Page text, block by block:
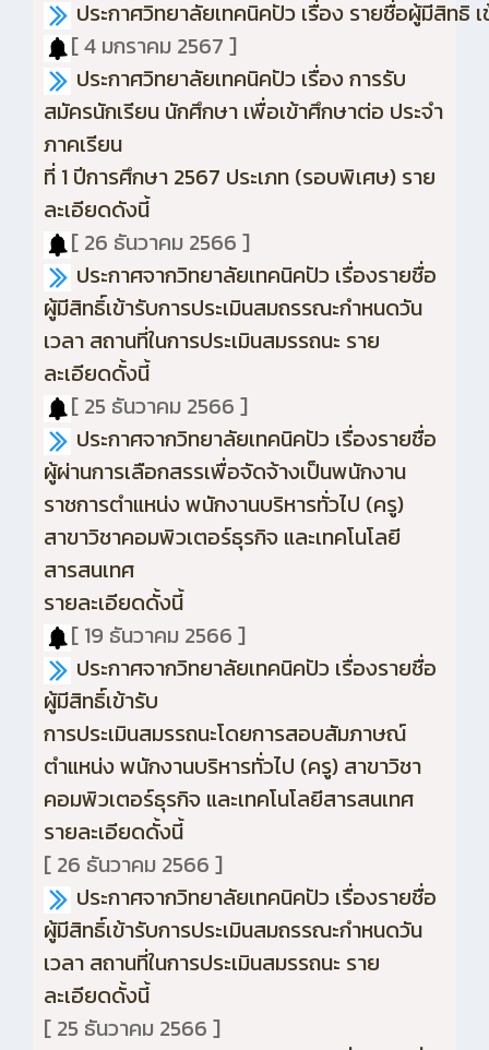
ประกาศวิทยาลัยเทคนิคปัว เรื่อง รายชื่อผู้มีสิทธิ
[ 4 มกราคม 2567 ]
ประกาศวิทยาลัยเทคนิคปัว เรื่อง การรับ
สมัครนักเรียน นักศึกษา เพื่อเข้าศึกษาต่อ ประจำ
ภาคเรียน
ที่ 1 ปีการศึกษา 2567 ประเภท (รอบพิเศษ) ราย
ละเอียดดังนี้
[ 26 ธันวาคม 2566 ]
ประกาศจากวิทยาลัยเทคนิคปัว เรื่องรายชื่อ
ผู้มีสิทธิ์เข้ารับการประเมินสมถรรณะกำหนดวัน
เวลา สถานที่ในการประเมินสมรรถนะ ราย
ละเอียดดั้งนี้
[ 25 ธันวาคม 2566 ]
ประกาศจากวิทยาลัยเทคนิคปัว เรื่องรายชื่อ
ผู้ผ่านการเลือกสรรเพื่อจัดจ้างเป็นพนักงาน
ราชการตำแหน่ง พนักงานบริหารทั่วไป (ครู)
สาขาวิชาคอมพิวเตอร์ธุรกิจ และเทคโนโลยี
สารสนเทศ
รายละเอียดดั้งนี้
[ 19 ธันวาคม 2566 ]
ประกาศจากวิทยาลัยเทคนิคปัว เรื่องรายชื่อ
ผู้มีสิทธิ์เข้ารับ
การประเมินสมรรถนะโดยการสอบสัมภาษณ์
ตำแหน่ง พนักงานบริหารทั่วไป (ครู) สาขาวิชา
คอมพิวเตอร์ธุรกิจ และเทคโนโลยีสารสนเทศ
รายละเอียดดั้งนี้
[ 26 ธันวาคม 2566 ]
ประกาศจากวิทยาลัยเทคนิคปัว เรื่องรายชื่อ
ผู้มีสิทธิ์เข้ารับการประเมินสมถรรณะกำหนดวัน
เวลา สถานที่ในการประเมินสมรรถนะ ราย
ละเอียดดั้งนี้
[ 25 ธันวาคม 2566 ]